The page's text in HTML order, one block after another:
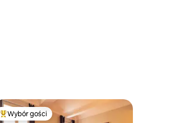
na 5, liczba recenzji: 101
Najpopularniejsze z kategorii Wybór gości
Wybór gości